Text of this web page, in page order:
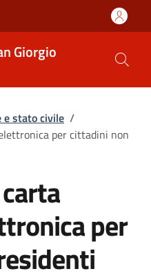
Giorgio
e stato civile /
per cittadini non
per